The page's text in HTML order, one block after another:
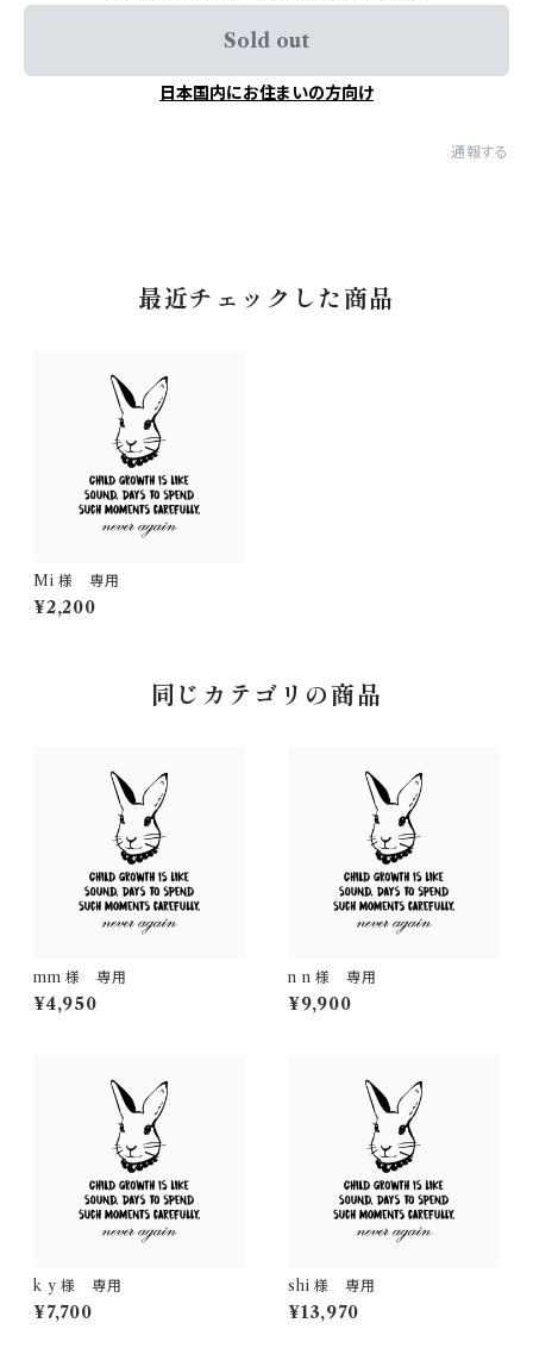
Sold out
日本国内にお住まいの方向け
通報する
最近チェックした商品
Mi 様 専用
¥2,200
同じカテゴリの商品
mm 様 専用
¥4,950
n n 様 専用
¥9,900
k y 様 専用
¥7,700
shi 様 専用
¥13,970